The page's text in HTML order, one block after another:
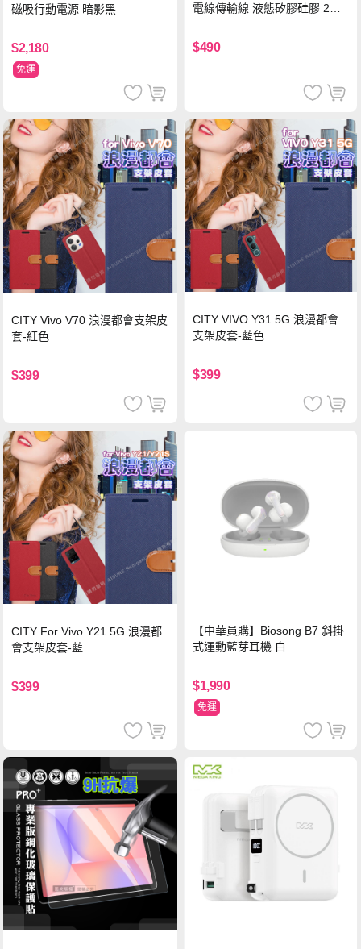
磁吸行動電源 暗影黑
$2,180
免運
電線傳輸線 液態矽膠硅膠 2M
$490
CITY Vivo V70 浪漫都會支架皮
套-紅色
$399
CITY VIVO Y31 5G 浪漫都會
支架皮套-藍色
$399
CITY For Vivo Y21 5G 浪漫都
會支架皮套-藍
$399
【中華員購】Biosong B7 斜掛
式運動藍芽耳機 白
$1,990
免運